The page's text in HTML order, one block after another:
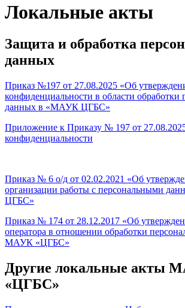
Локальные акты
Защита и обработка
данных
Приказ №197 от 27.08.2025 «Об
конфиденциальности в области обработки
данных в «МАУК ЦГБС»
Приложение к Приказу № 197 от
конфиденциальности
Приказ № 6 о/д от 02.02.2021 «Об
организации работы с персональными
ЦГБС»
Приказ № 174 от 28.12.2017 «Об
оператора в отношении обработки
МАУК «ЦГБС»
Другие локальные акты
«ЦГБС»